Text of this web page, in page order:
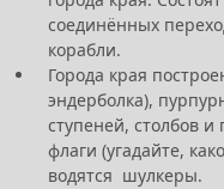
соединённых
корабли.
Города края
эндерболка),
ступеней, столбов и
флаги (угадайте,
водятся шулкеры.